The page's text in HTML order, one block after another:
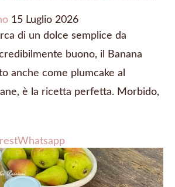
15 Luglio 2026
di un dolce semplice da
buono, il Banana
anche come plumcake al
è la ricetta perfetta. Morbido,
Whatsapp